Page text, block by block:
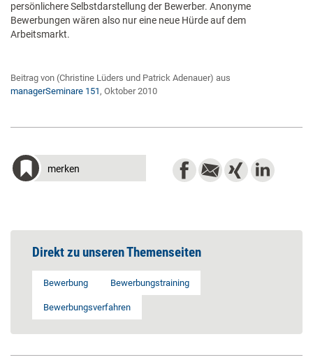
persönlichere Selbstdarstellung der Bewerber. Anonyme
Bewerbungen wären also nur eine neue Hürde auf dem
Arbeitsmarkt.
Beitrag von (Christine Lüders und Patrick Adenauer) aus
managerSeminare 151, Oktober 2010
merken
Direkt zu unseren Themenseiten
Bewerbung Bewerbungstraining
Bewerbungsverfahren